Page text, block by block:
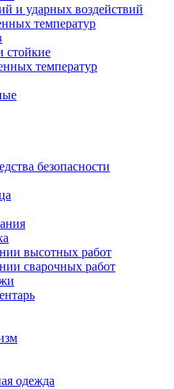
и ударных воздействий
температур
стойкие
температур
безопасности
высотных работ
сварочных работ
одежда